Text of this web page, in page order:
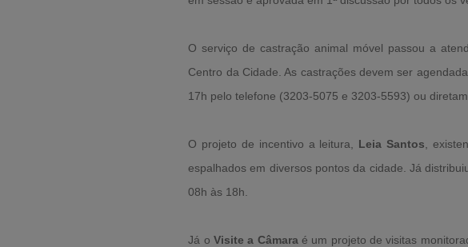
O serviço de castração animal móvel passou a
Centro da Cidade. As castrações devem ser
17h pelo telefone (3203-5075 e 3203-5593) ou
O projeto de incentivo a leitura, Leia Santos ,
espalhados em diversos pontos da cidade. Já
08h às 18h.
Já o Visite a Câmara é um projeto de visitas